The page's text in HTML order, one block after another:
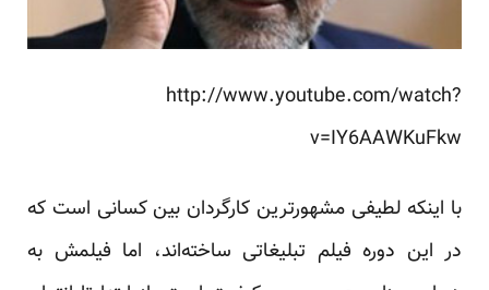
http://www.youtube.com/watch?
v=IY6AAWKuFkw
با اینکه لطیفی مشهورترین کارگردان بین کسانی است که
در این دوره فیلم تبلیغاتی ساخته‌اند، اما فیلمش به